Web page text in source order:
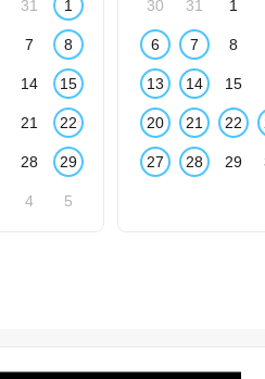
31 1
7 8
14 15
21 22
28 29
4 5
30 31 1
6 7 8
13 14 15
20 21 22
27 28 29